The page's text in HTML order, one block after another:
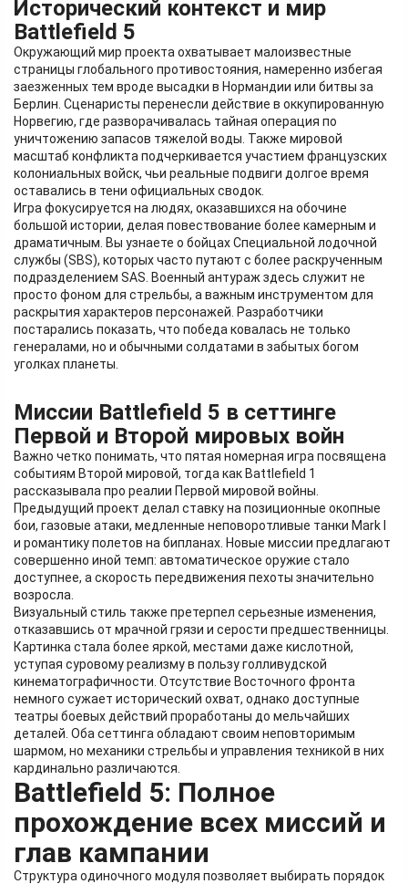
Исторический контекст и мир
Battlefield 5
Окружающий мир проекта охватывает малоизвестные
страницы глобального противостояния, намеренно избегая
заезженных тем вроде высадки в Нормандии или битвы за
Берлин. Сценаристы перенесли действие в оккупированную
Норвегию, где разворачивалась тайная операция по
уничтожению запасов тяжелой воды. Также мировой
масштаб конфликта подчеркивается участием французских
колониальных войск, чьи реальные подвиги долгое время
оставались в тени официальных сводок.
Игра фокусируется на людях, оказавшихся на обочине
большой истории, делая повествование более камерным и
драматичным. Вы узнаете о бойцах Специальной лодочной
службы (SBS), которых часто путают с более раскрученным
подразделением SAS. Военный антураж здесь служит не
просто фоном для стрельбы, а важным инструментом для
раскрытия характеров персонажей. Разработчики
постарались показать, что победа ковалась не только
генералами, но и обычными солдатами в забытых богом
уголках планеты.
Миссии Battlefield 5 в сеттинге
Первой и Второй мировых войн
Важно четко понимать, что пятая номерная игра посвящена
событиям Второй мировой, тогда как Battlefield 1
рассказывала про реалии Первой мировой войны.
Предыдущий проект делал ставку на позиционные окопные
бои, газовые атаки, медленные неповоротливые танки Mark I
и романтику полетов на бипланах. Новые миссии предлагают
совершенно иной темп: автоматическое оружие стало
доступнее, а скорость передвижения пехоты значительно
возросла.
Визуальный стиль также претерпел серьезные изменения,
отказавшись от мрачной грязи и серости предшественницы.
Картинка стала более яркой, местами даже кислотной,
уступая суровому реализму в пользу голливудской
кинематографичности. Отсутствие Восточного фронта
немного сужает исторический охват, однако доступные
театры боевых действий проработаны до мельчайших
деталей. Оба сеттинга обладают своим неповторимым
шармом, но механики стрельбы и управления техникой в них
кардинально различаются.
Battlefield 5: Полное
прохождение всех миссий и
глав кампании
Структура одиночного модуля позволяет выбирать порядок